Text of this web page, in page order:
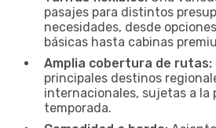
pasajes para distintos
necesidades, desde
básicas hasta cabinas
Amplia cobertura de rutas:
principales destinos
internacionales, sujetas a la
temporada.